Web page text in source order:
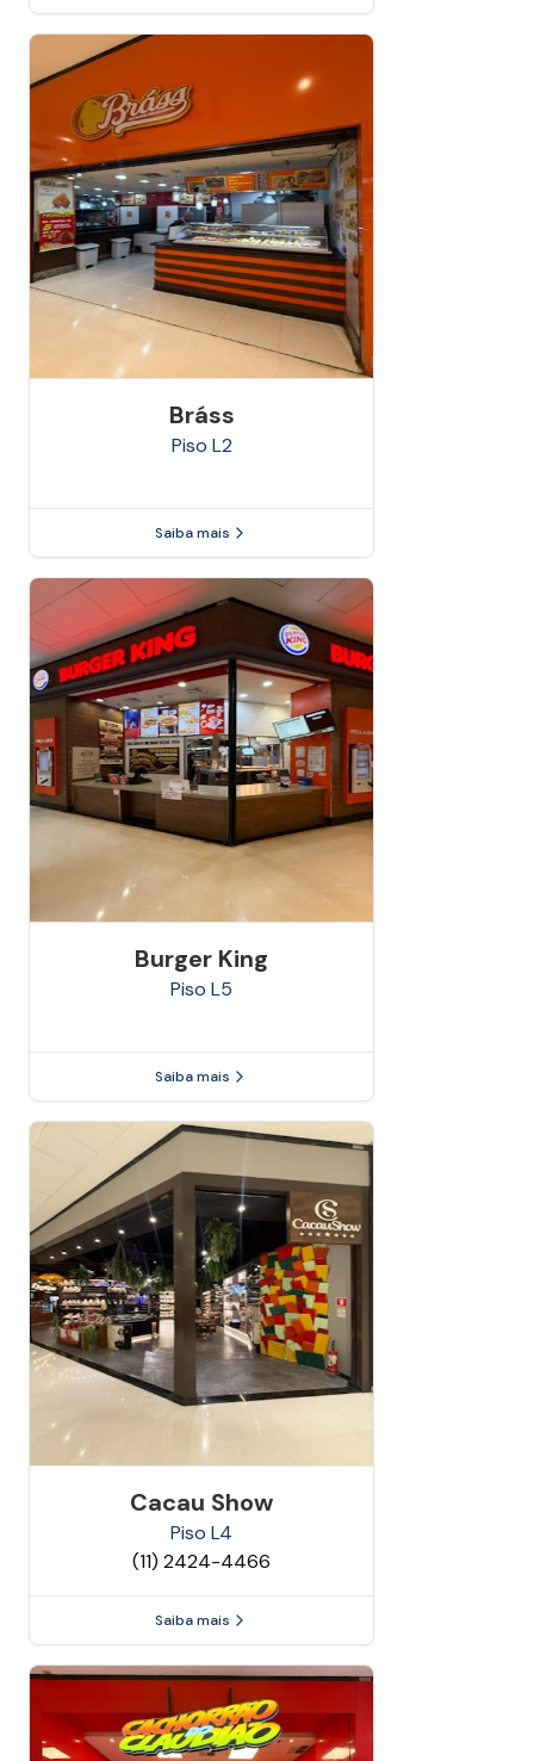
Bráss
Piso L2
Saiba mais
Burger King
Piso L5
Saiba mais
Cacau Show
Piso L4
(11) 2424-4466
Saiba mais